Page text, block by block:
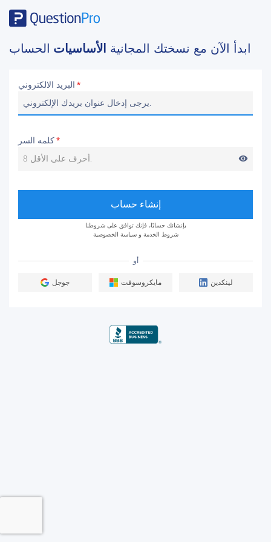
ابدأ الآن مع نسختك المجانية الأساسيات الحساب
البريد الالكتروني *
كلمه السر*
visibility
إنشاء حساب
بإنشائك حسابًا، فإنك توافق على شروطنا
شروط الخدمة وسياسة الخصوصية
أو
جوجل مايكروسوفت لينكدين